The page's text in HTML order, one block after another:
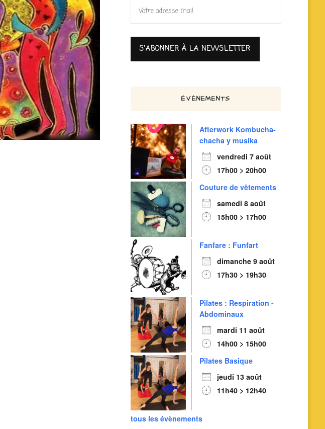
Outlook Live
ÉVÈNEMENTS
Afterwork Kombucha-
chacha y musika
vendredi 7 août
17h00 > 20h00
Couture de vêtements
samedi 8 août
15h00 > 17h00
Fanfare : Funfart
dimanche 9 août
17h30 > 19h30
Pilates : Respiration -
Abdominaux
mardi 11 août
14h00 > 15h00
Pilates Basique
jeudi 13 août
11h40 > 12h40
tous les évènements